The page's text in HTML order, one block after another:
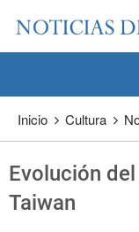
Pase a contenido
Inicio Cultura
Evolución
Taiwan